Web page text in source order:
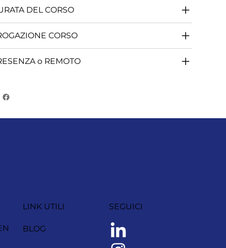
DEL CORSO
CORSO
o REMOTO
LINK UTILI
BLOG
SEGUICI